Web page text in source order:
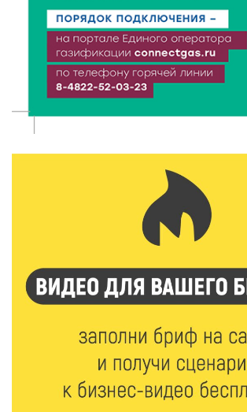
6 Авг 2026 12:43 775
Водителям автобусов в Тверской области
компенсируют ипотеку
Развитие надпрофессиональных
студенческий актив ТвГМУ посетил
205
работодателями
В Твери обновили отделение гнойной
6 Авг 2026 11:01 167